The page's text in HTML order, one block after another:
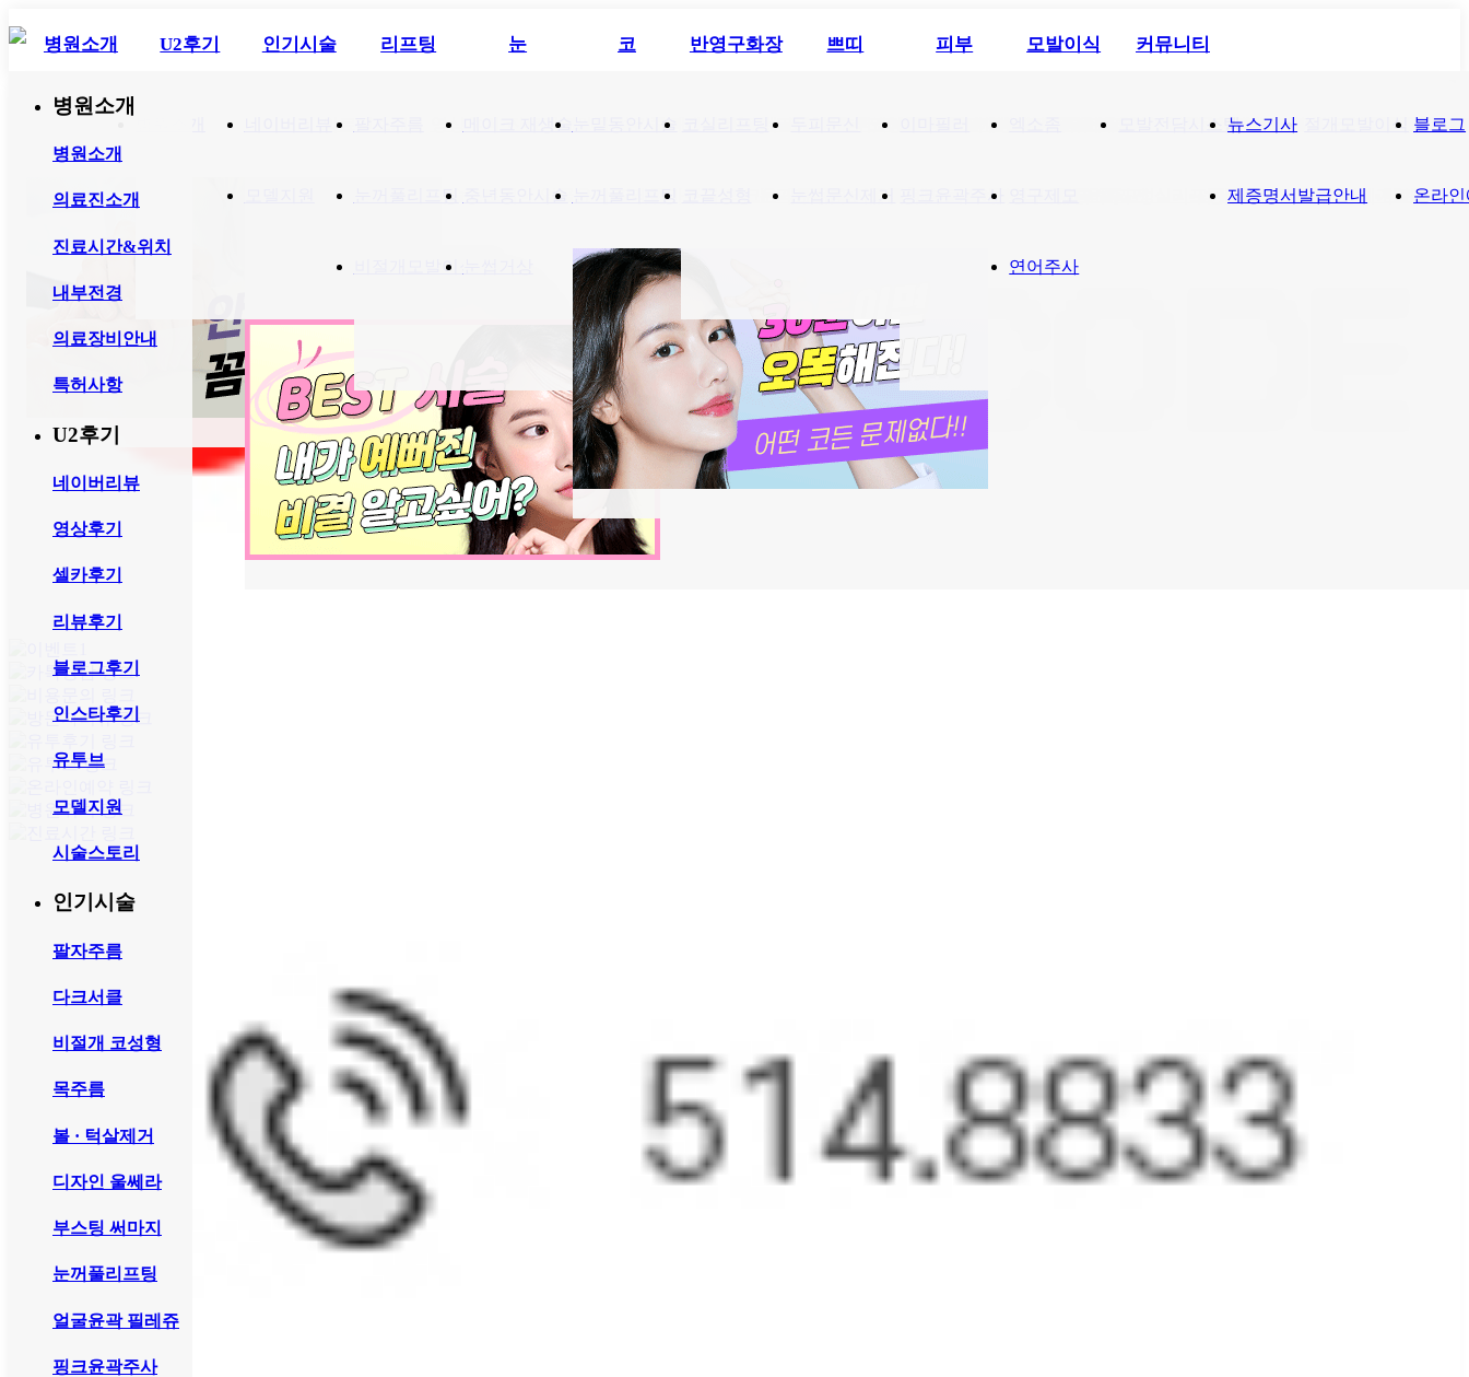
병원소개
의료진소개 진료시간&위치 의료장비안내 특허사항
U2후기
영상후기 셀카후기 블로그후기 인스타후기 유투브
시술스토리
인기시술
다크서클 비절개 코성형 볼 · 턱살제거 디자인 울쎄라
눈꺼풀리프팅 얼굴윤곽 필레쥬 핑크윤곽주사 매부리코·휜코 콜라겐 실리프팅 눈밑주름
비절개모발이식
리프팅
메이크 재생술 콜라겐실리프팅 실루엣리프팅 디자인 울쎄라 디자인써마지 엑소젠리
중년동안시술 이마주름 팔자주름 목주름 얼굴리프
눈
눈밑동안시술 눈밑꺼짐 눈밑지방재배치
눈꺼풀리프팅 눈가잔주름 눈밑애교
코
코성형 넥스코 폴리코 미스코 하이
콧볼축소 생생코필러
반영구화장
헤어라인문신 눈썹문신 입술문신
눈썹문신제거 눈썹영구제모
쁘띠
애교필러 코필러
핑크윤곽주사 안면부지방제거
피부
기미잡티 모공축소
점제거 한관종쥐젖
연어주사
모발이식
모발전담시스템 절개모발이식
커뮤니티
뉴스기사 블로그
제증명서발급안내 온라
전체보병원소개
병원소개
의료진소개
진료시간&위치
내부전경
의료장비안내
특허사항
U2후기
네이버리뷰
영상후기
셀카후기
리뷰후기
블로그후기
인스타후기
유투브
모델지원
시술스토리
인기시술
팔자주름
다크서클
비절개 코성형
목주름
볼 · 턱살제거
디자인 울쎄라
부스팅 써마지
눈꺼풀리프팅
얼굴윤곽 필레쥬
핑크윤곽주사
회원가입